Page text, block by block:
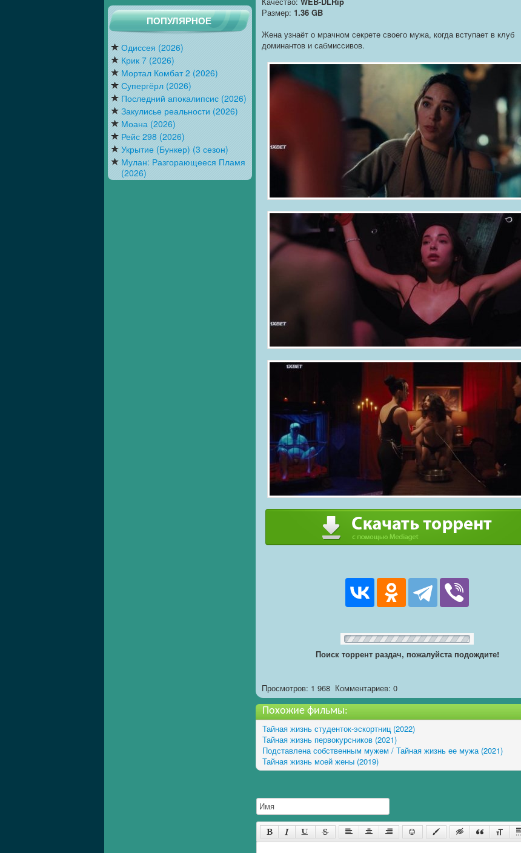
ПОПУЛЯРНОЕ
Одиссея (2026)
Крик 7 (2026)
Мортал Комбат 2 (2026)
Супергёрл (2026)
Последний апокалипсис (2026)
Закулисье реальности (2026)
Моана (2026)
Рейс 298 (2026)
Укрытие (Бункер) (3 сезон)
Мулан: Разгорающееся Пламя
(2026)
Размер: 1.36 GB
Жена узнаёт о мрачном секрете своего мужа, когда вступает в клуб
доминантов и сабмиссивов.
Поиск торрент раздач, пожалуйста подождите!
Просмотров: 1 968 Комментариев: 0
Похожие фильмы:
Тайная жизнь студенток-эскортниц (2022)
Тайная жизнь первокурсников (2021)
Подставлена собственным мужем / Тайная жизнь ее мужа (2021)
Тайная жизнь моей жены (2019)